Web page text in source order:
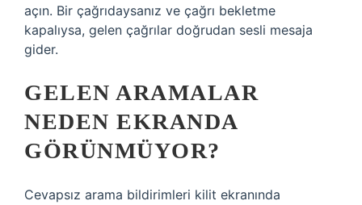
açın. Bir çağrıdaysanız ve çağrı bekletme
kapalıysa, gelen çağrılar doğrudan sesli mesaja
gider.
GELEN ARAMALAR
NEDEN EKRANDA
GÖRÜNMÜYOR?
Cevapsız arama bildirimleri kilit ekranında